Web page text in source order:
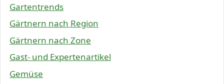
Gartentrends
Gärtnern nach Region
Gärtnern nach Zone
Gast- und Expertenartikel
Gemüse